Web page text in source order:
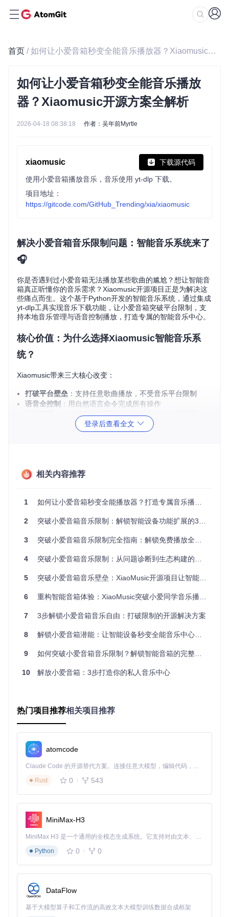
首页 / 如何让小爱音箱秒变全能音乐播放器？Xiaomusic开源方案全解析
如何让小爱音箱秒变全能音乐播放
器？Xiaomusic开源方案全解析
2026-04-18 08:38:18 作者：吴年前Myrtle
xiaomusic 下载源代码
使用小爱音箱播放音乐，音乐使用 yt-dlp 下载。
项目地址：
https://gitcode.com/GitHub_Trending/xia/xiaomusic
解决小爱音箱音乐限制问题：智能音乐系统来了
🎧
你是否遇到过小爱音箱无法播放某些歌曲的尴尬？想让智能音
箱真正听懂你的音乐需求？Xiaomusic开源项目正是为解决这
些痛点而生。这个基于Python开发的智能音乐系统，通过集成
yt-dlp工具实现音乐下载功能，让小爱音箱突破平台限制，支
持本地音乐管理与语音控制播放，打造专属的智能音乐中心。
核心价值：为什么选择Xiaomusic智能音乐系
统？
Xiaomusic带来三大核心改变：
打破平台壁垒 ：支持任意歌曲播放，不受音乐平台限制
语音全控制 ：用自然语言命令完成所有操作
：自动下载并整理音乐文件，构建个人音乐库
相比传统蓝牙播放或平台内置音乐服务，Xiaomusic让小爱音
3步完成安装：零基础也能搞定的部署指南
支持Docker的设备（电脑/服务器/NAS）
小爱音箱设备
打开终端输入以下命令：
预期结果：Docker将自动下载并启动Xiaomusic容器，显示"启
动成功"提示。
【访问界面】打开控制中心
在浏览器输入http://你的设备IP:58090，预期结果：看到X
功能详解：探索Xiaomusic的强大能力
双手。只需对小爱音箱说出指令，系统自动完成播放任务：
"音量调到50%" - 精确控制播放音量
"30分钟后关闭音乐" - 设置定时关闭
"切换到全部循环模式" - 调整播放策略
本地音乐管理：打造你的专属曲库
Xiaomusic会自动扫描并整理本地音乐文件，支持mp3、flac、
wav、ape、ogg、m4a等多种音频格式。通过Web界面可以直
观查看所有歌曲，按歌手、专辑或播放次数排序。
5分钟配置流程：从安装到使用的完整指引
【访问设置页面】
在Web界面左侧导航栏点击"设置"选项，预期结果：进入系统
配置页面。
登录后查看全文
相关内容推荐
1 如何让小爱音箱秒变全能播放器？打造专属音乐播放系统
2 突破小爱音箱音乐限制：解锁智能设备功能扩展的3个颠覆认知的使用技巧
3 突破小爱音箱音乐限制完全指南：解锁免费播放全网音乐的方法
4 突破小爱音箱音乐限制：从问题诊断到生态构建的完整指南
5 突破小爱音箱音乐壁垒：XiaoMusic开源项目让智能音箱秒变音乐管家
6 重构智能音箱体验：XiaoMusic突破小爱同学音乐播放限制的革新方案
7 3步解锁小爱音箱音乐自由：打破限制的开源解决方案
8 解锁小爱音箱潜能：让智能设备秒变全能音乐中心的开源方案
9 如何突破小爱音箱音乐限制？解锁智能音箱的完整音乐体验
10 解放小爱音箱：3步打造你的私人音乐中心
热门项目推荐相关项目推荐
atomcode
Claude Code 的开源替代方案。连接任意大模型，编辑代码，运行命令，自动验证 — 全自动执行。用 Rust 构建，极致性能。 ｜ An open-source alternative to Claude Code. Connect any LLM, edit code, run commands, and verify changes — autonomously. Built in Rust for speed. Get Started
Rust
0 543
MiniMax-H3
MiniMax H3 是一个通用的全模态生成系统。它支持对由文本、图像、视频和音频组成的多模态上下文进行统一理解，并能生成分辨率高达 2K、时长可达 15 秒的带原生立体声音频的视频。得益于面向任务泛化的系统设计，H3 在预训练阶段就已具备广泛的多模态上下文理解与生成能力，能够出色地执行复杂的多模态指令。
Python
0 0
DataFlow
基于大模型算子和工作流的高效文本大模型训练数据合成框架